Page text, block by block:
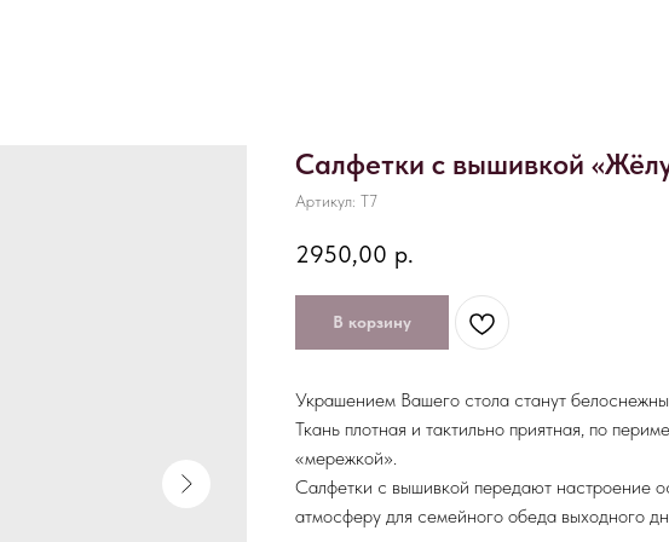
Салфетки с вышивкой
Артикул: T7
2950,00 р.
В корзину
Украшением Вашего стола станут
Ткань плотная и тактильно приятная, по
«мережкой».
Салфетки с вышивкой передают настроение
атмосферу для семейного обеда выходного